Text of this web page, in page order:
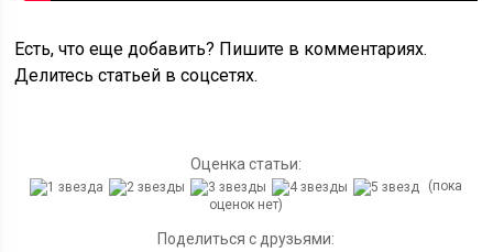
Есть, что еще добавить? Пишите в комментариях.
Делитесь статьей в соцсетях.
Оценка статьи:
(пока
оценок нет)
Поделиться с друзьями: